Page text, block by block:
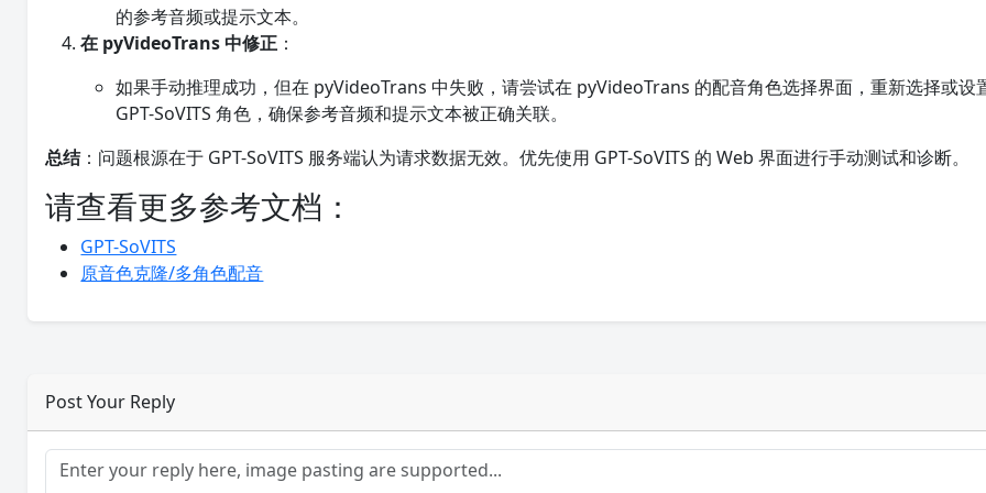
的参考音频或提示文本。
在 pyVideoTrans 中修正 ：
如果手动推理成功，但在 pyVideoTrans 中失败，请尝试在 pyVideoTrans 的配音角色选择界面，重新选择或设
GPT-SoVITS 角色，确保参考音频和提示文本被正确关联。
总结：问题根源在于 GPT-SoVITS 服务端认为请求数据无效。优先使用 GPT-SoVITS 的 Web 界面进行手动测试和诊断。
请查看更多参考文档：
GPT-SoVITS
原音色克隆/多角色配音
Post Your Reply